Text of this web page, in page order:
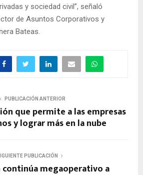
y sociedad civil”, señaló
de Asuntos Corporativos y
Bateas.
PUBLICACIÓN ANTERIOR
que permite a las empresas
y lograr más en la nube
PUBLICACIÓN
megaoperativo a